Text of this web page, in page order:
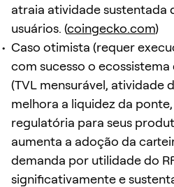
atraia atividade sustentada
usuários. (coingecko.com)
Caso otimista (requer
com sucesso o
(TVL mensurável, atividade
melhora a liquidez da
regulatória para seus
aumenta a adoção da
demanda por utilidade do
significativamente e